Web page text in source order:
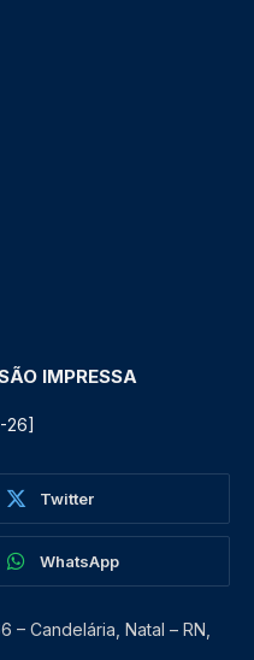
IMPRESSA
26]
Twitter
WhatsApp
– Candelária, Natal – RN,